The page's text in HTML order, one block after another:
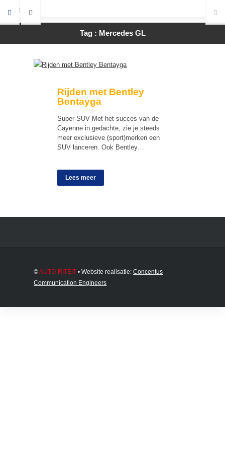
Tag : Mercedes GL
Rijden met Bentley
Bentayga
Super-SUV Met het succes van de
Cayenne in gedachte, zie je steeds
meer exclusieve (sport)merken een
SUV lanceren. Ook Bentley…
Lees meer
©AUTO-RITEIT • Website realisatie:Concentus
Communication Engineers